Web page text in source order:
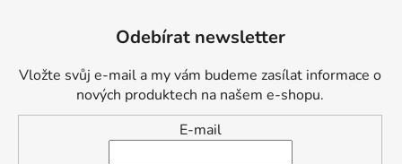
Odebírat newsletter
Vložte svůj e-mail a my vám budeme zasílat informace o
nových produktech na našem e-shopu.
E-mail